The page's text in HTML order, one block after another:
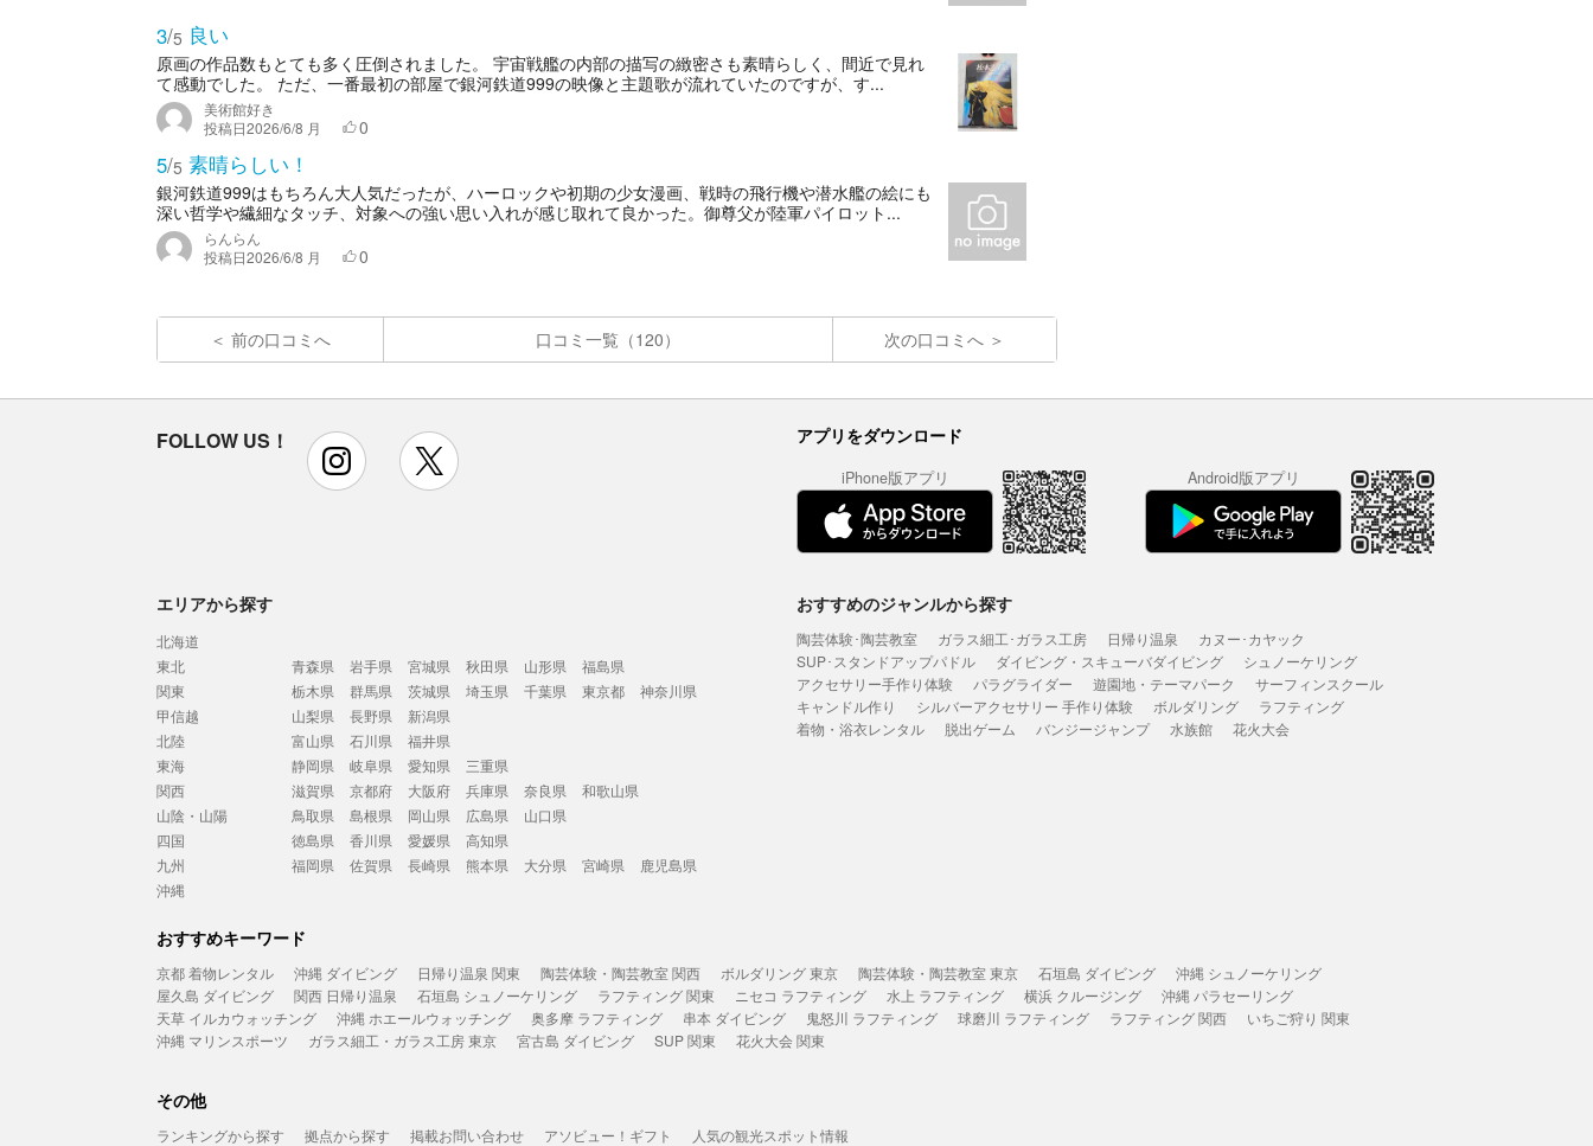
3/5 良い
原画の作品数もとても多く圧倒されました。 宇宙戦艦の内部の描写の緻密さも素晴らしく、間近で見れ
て感動でした。 ただ、一番最初の部屋で銀河鉄道999の映像と主題歌が流れていたのですが、す...
美術館好き
投稿日2026/6/8 月 0
5/5 素晴らしい！
銀河鉄道999はもちろん大人気だったが、ハーロックや初期の少女漫画、戦時の飛行機や潜水艦の絵にも
深い哲学や繊細なタッチ、対象への強い思い入れが感じ取れて良かった。御尊父が陸軍パイロット...
らんらん
投稿日2026/6/8 月 0
前の口コミへ 口コミ一覧（120） 次の口コミへ
FOLLOW US！ instagram アプリをダウンロード
iPhone版アプリ Android版アプリ
エリアから探す
北海道
東北
青森県 岩手県 宮城県 秋田県 山形県
福島県
関東
栃木県 群馬県 茨城県 埼玉県 千葉県 東京都
神奈川県
甲信越
山梨県 長野県
新潟県
北陸
富山県 石川県
福井県
東海
静岡県 岐阜県 愛知県
三重県
関西
滋賀県 京都府 大阪府 兵庫県 奈良県
和歌山県
山陰・山陽
鳥取県 島根県 岡山県 広島県
山口県
四国
徳島県 香川県 愛媛県
高知県
九州
福岡県 佐賀県 長崎県 熊本県 大分県 宮崎県
鹿児島県
沖縄
おすすめのジャンルから探す
陶芸体験･陶芸教室 ガラス細工･ガラス工房 日帰り温泉
カヌー･カヤック
SUP･スタンドアップパドル
ダイビング・スキューバダイビング
シュノーケリング
アクセサリー手作り体験
パラグライダー 遊園地・テーマパーク
サーフィンスクール
キャンドル作り
シルバーアクセサリー 手作り体験 ボルダリング
ラフティング
着物・浴衣レンタル
脱出ゲーム バンジージャンプ 水族館 花火大会
おすすめキーワード
京都 着物レンタル 沖縄 ダイビング 日帰り温泉 関東 陶芸体験・陶芸教室 関西 ボルダリング 東京 陶芸体験・陶芸教室 東京 石垣島 ダイビング
沖縄 シュノーケリング
屋久島 ダイビング
関西 日帰り温泉 石垣島 シュノーケリング ラフティング 関東 ニセコ ラフティング 水上 ラフティング 横浜 クルージング
沖縄 パラセーリング
天草 イルカウォッチング
沖縄 ホエールウォッチング 奥多摩 ラフティング 串本 ダイビング 鬼怒川 ラフティング 球磨川 ラフティング ラフティング 関西
いちご狩り 関東
沖縄 マリンスポーツ
ガラス細工・ガラス工房 東京 宮古島 ダイビング SUP 関東 花火大会 関東
その他
ランキングから探す 拠点から探す 掲載お問い合わせ アソビュー！ギフト 人気の観光スポット情報